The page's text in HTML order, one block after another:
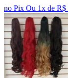
no Pix Ou 1x de R$